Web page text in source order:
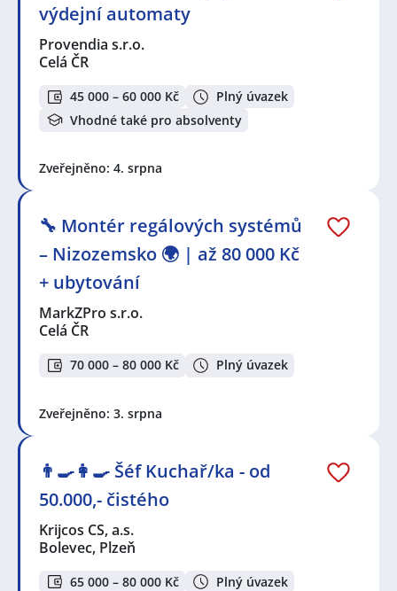
výdejní automaty
Provendia s.r.o.
Celá ČR
45 000 – 60 000 Kč
Plný úvazek
Vhodné také pro absolventy
Zveřejněno: 4. srpna
🔧 Montér regálových systémů
– Nizozemsko 🌍 | až 80 000 Kč
+ ubytování
MarkZPro s.r.o.
Celá ČR
70 000 – 80 000 Kč Plný úvazek
Zveřejněno: 3. srpna
👨‍🍳👩‍🍳​​​​​​​ Šéf Kuchař/ka - od
50.000,- čistého
Krijcos CS, a.s.
Bolevec, Plzeň
65 000 – 80 000 Kč Plný úvazek